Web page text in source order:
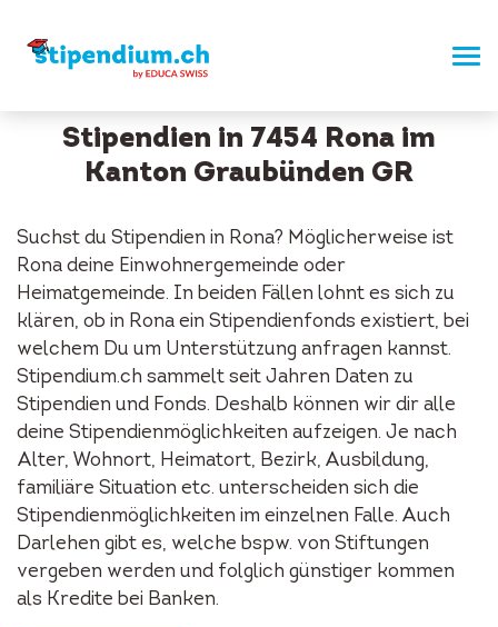
Stipendien in 7454 Rona im
Kanton Graubünden GR
Suchst du Stipendien in Rona? Möglicherweise ist
Rona deine Einwohnergemeinde oder
Heimatgemeinde. In beiden Fällen lohnt es sich zu
klären, ob in Rona ein Stipendienfonds existiert, bei
welchem Du um Unterstützung anfragen kannst.
Stipendium.ch sammelt seit Jahren Daten zu
Stipendien und Fonds. Deshalb können wir dir alle
deine Stipendienmöglichkeiten aufzeigen. Je nach
Alter, Wohnort, Heimatort, Bezirk, Ausbildung,
familiäre Situation etc. unterscheiden sich die
Stipendienmöglichkeiten im einzelnen Falle. Auch
Darlehen gibt es, welche bspw. von Stiftungen
vergeben werden und folglich günstiger kommen
als Kredite bei Banken.